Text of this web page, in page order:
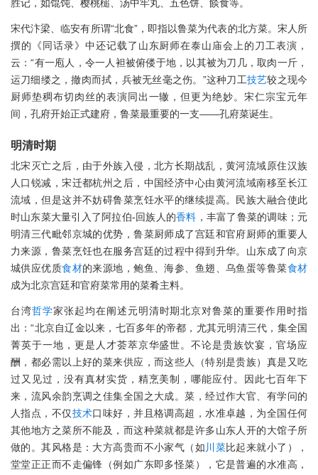
胜记，如馄饨、樱桃槌、汤中牢丸、五色饼、餤食等。
宋代汴梁、临安有所谓“北食”，即指以鲁菜为代表的北方菜。宋人所
撰的《同话录》中还记载了山东厨师在泰山庙会上的刀工表演，
云：“有一庖人，令一人袒被俯偻于地，以其被为刀几，取肉一斤，
运刀细缕之，撤肉而拭，兵被无丝毫之伤。”这种刀工技艺较之现今
厨师垫稠布切肉丝的表演同出一辙，但更为绝妙。宋仁宗宝元年
间，孔府开始正式建府，鲁菜最重要的一支——孔府菜诞生。
明清时期
北宋灭亡之后，由于外族入侵，北方长期战乱，黄河流域原住汉族
人口锐减，宋迁都杭州之后，中国经济中心由黄河流域南移至长江
流域，但是这并不妨碍鲁菜烹饪水平的继续提高。民族大融合使此
时山东菜大量引入了阿拉伯-回族人的香料 ，丰富了鲁菜的调味；元
明清三代毗邻京城的优势，鲁菜厨师成了宫廷和官府厨师的重要人
力来源，鲁菜烹饪也在服务宫廷的过程中得到升华。山东成了向京
城供应优质食材的来源地，鲍鱼、海参、鱼翅、乌鱼蛋等鲁菜食材
成为北京宫廷和官府菜常用的菜肴主料。
台湾哲学家张起均在阐述元明清时期北京对鲁菜的重要作用时指
出：“北京自辽金以来，七百多年的帝都，尤其元明清三代，集全国
菁英于一地，更是人才荟萃京华盛世。不论是贵族饮宴，官场应
酬，都必需以上好的菜来供应，而这些人（特别是贵族）真是又吃
过又见过，没有真材实货，精烹美制，哪能应付。因此七百年下
来，流风余韵烹调之佳集全国之大成。菜，经过作大官、有学问的
人指点，不仅技术口味好，并且格调高超，水准卓越，为全国任何
其他地方之菜所不能及，而这种菜就都是许多山东人开的大馆子所
做的。其风格是：大方高贵而不小家气（如 川菜比起来就小了），
堂堂正正而不走偏锋（例如广东即多怪菜），它是普遍的水准高，